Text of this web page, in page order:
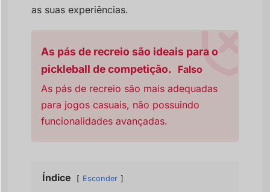
as suas experiências.
As pás de recreio são ideais para o
pickleball de competição. Falso
As pás de recreio são mais adequadas
para jogos casuais, não possuindo
funcionalidades avançadas.
Índice Esconder